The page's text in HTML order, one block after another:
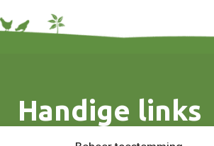
Handige links